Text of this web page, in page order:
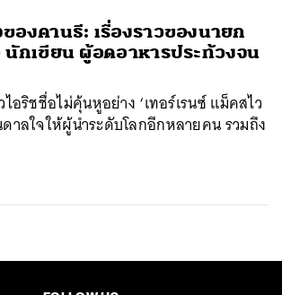
องคานธี: เรื่องราวของนายก
กเขียน ผู้อดอาหารประท้วงจน
ไอริชชื่อไม่คุ้นหูอย่าง ‘เทอร์เรนซ์ แม็คสไว
าลใจให้ผู้นำระดับโลกอีกหลายคน รวมถึง